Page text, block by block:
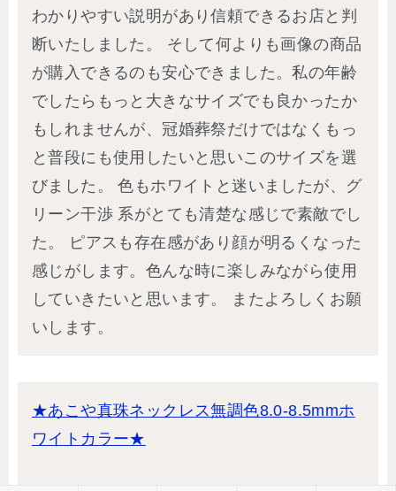
わかりやすい説明があり信頼できるお店と判
断いたしました。 そして何よりも画像の商品
が購入できるのも安心できました。私の年齢
でしたらもっと大きなサイズでも良かったか
もしれませんが、冠婚葬祭だけではなくもっ
と普段にも使用したいと思いこのサイズを選
びました。 色もホワイトと迷いましたが、グ
リーン干渉 系がとても清楚な感じで素敵でし
た。 ピアスも存在感があり顔が明るくなった
感じがします。色んな時に楽しみながら使用
していきたいと思います。 またよろしくお願
いします。
★あこや真珠ネックレス無調色8.0-8.5mmホ
ワイトカラー★